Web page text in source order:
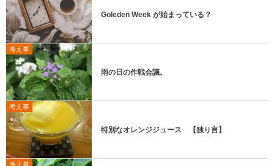
Goleden Week が始まっている？
考え事
雨の日の作戦会議。
考え事
特別なオレンジジュース 【独り言】
考え事